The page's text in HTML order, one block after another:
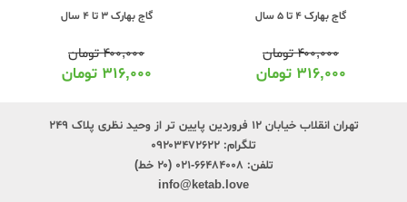
گاج بهارک 3 تا 4 سال
۴۰۰,۰۰۰تومان
۳۱۶,۰۰۰ تومان
گاج زمستونک 4 تا 5 سال
۴۰۰,۰۰۰تومان
۳۱۶,۰۰۰ تومان
تهران انقلاب خیابان ۱۲ فروردین پایین تر از وحید نظری پلاک ۲۴۹
تلگرام: ۰۹۲۰۳۴۷۲۶۲۲
تلفن: ۶۶۴۸۴۰۰۸-۰۲۱ (۲۰ خط)
info@ketab.love